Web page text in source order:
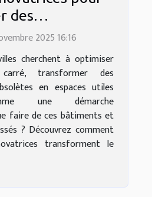
des
obsolètes
2025 16:16
cherchent à optimiser
transformer des
en espaces utiles
une démarche
faire de ces bâtiments et
? Découvrez comment
transforment le